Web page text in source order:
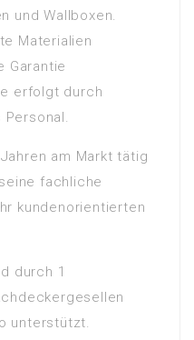
und Wallboxen.
Materialien
Garantie
erfolgt durch
am Markt tätig
fachliche
kundenorientierten
durch 1
unterstützt.